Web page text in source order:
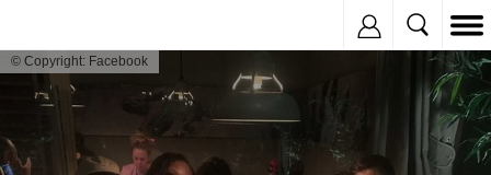
© Copyright: Facebook